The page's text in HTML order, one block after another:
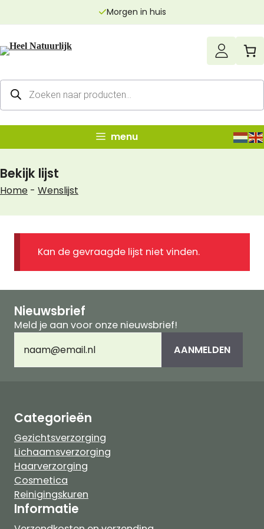
inhoud
Morgen in huis
Producten
zoeken
menu
Bekijk lijst
Home - Wenslijst
Kan de gevraagde lijst niet vinden.
Nieuwsbrief
Meld je aan voor onze nieuwsbrief!
mailadres(Vereist) AANMELDEN
Categorieën
Gezichtsverzorging
Lichaamsverzorging
Haarverzorging
Cosmetica
Reinigingskuren
Informatie